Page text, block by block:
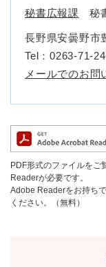
秘書広報課 秘
長野県安曇野
Tel：0263-71-
メールでのお問
PDF形式のファイルをご
Readerが必要です。
Adobe Readerをお持ち
ください。（無料）